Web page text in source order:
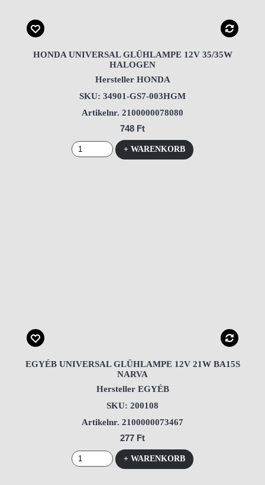
HONDA UNIVERSAL GLÜHLAMPE 12V 35/35W
HALOGEN
Hersteller HONDA
SKU: 34901-GS7-003HGM
Artikelnr. 2100000078080
748 Ft
+ WARENKORB
EGYÉB UNIVERSAL GLÜHLAMPE 12V 21W BA15S
NARVA
Hersteller EGYÉB
SKU: 200108
Artikelnr. 2100000073467
277 Ft
+ WARENKORB